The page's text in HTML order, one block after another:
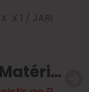
X 1 / JARI
Mais Matérias